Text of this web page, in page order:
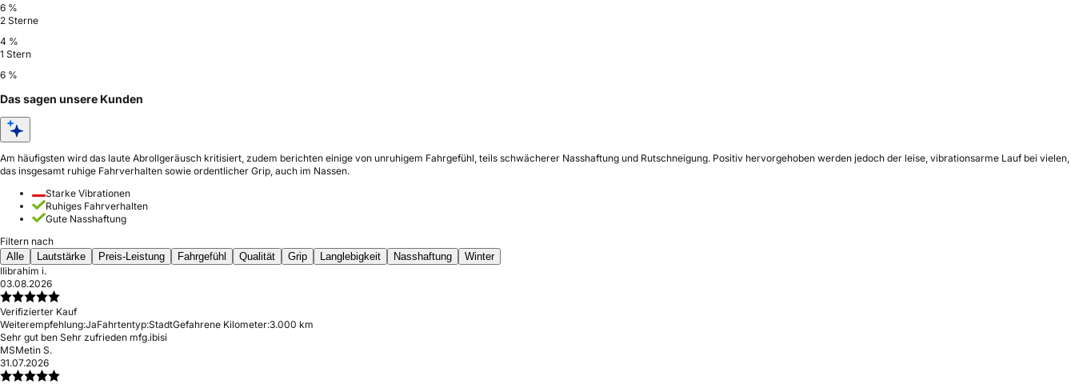
6 %
2 Sterne
4 %
1 Stern
6 %
Das sagen unsere Kunden
Am häufigsten wird das laute Abrollgeräusch kritisiert, zudem berichten einige von unruhigem Fahrgefühl, teils schwächerer Nasshaftung und Rutschneigung. Positiv hervorgehoben werden jedoch der leise, vibrationsarme Lauf bei vielen,
das insgesamt ruhige Fahrverhalten sowie ordentlicher Grip, auch im Nassen.
Starke Vibrationen
Ruhiges Fahrverhalten
Gute Nasshaftung
Filtern nach
Alle
Lautstärke Preis-Leistung Fahrgefühl Qualität Grip Langlebigkeit Nasshaftung
Winter
IIibrahim i.
03.08.2026
Verifizierter Kauf
Weiterempfehlung:JaFahrtentyp:StadtGefahrene Kilometer:3.000 km
Sehr gut ben Sehr zufrieden mfg.ibisi
MSMetin S.
31.07.2026